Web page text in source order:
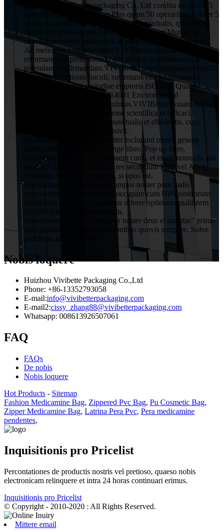
HuiZhou VIVIBetter packaging Co, Ltd condita est in 2015
cum obsideri 1 decies Yuan.Plus quam 50 operarii sunt, inter 5
technicos in officina cum 1000 metris quadratis, quae annui
crassitudo productionis 5 millium Yuan attigit.Munus ex
consilio providere possumus, ut processus post excudendi.
Ad meliorem progressionem VIVIBetter upgrade ac
reformare comprehendendo erit ad eius aemulationem et
potentiam confirmandam.VIVIBetter urget qualitatem consilii
totius participationis baculi, sustentans emendationem et
obligationem omni custodiae emptoris.ISO9001 Quality
Assurance System and ISO14001 Environmental
Management System constituimus.VIVIBetter bonam famam
a clientibus cum administratione scientifica et efficaci,
qualitatis rationabilis pretii, punctualis et efficientis, cum
servitio OEM et ODM acquisivit.
Summa producta in VIVIBetter includunt omnia genera
haedos libro et sono libro, tange libro, Pop up libro,
adnormalem librum, salutationem card., et etiam nonnulla alia
products packaging.Facimus res secundum PDF vel AI ex
clientibus vel consilio pro eis, si opus est.
Internationalis mercatus est campus noster principalis
pugnae.total buisiness a foris occupare cum 80% nostrorum
societatum audemus. Speramus offerre optimam qualitatem
clientibus ex toto orbe terrarum.
Nostra sententia est "Customer noster deus et qualitas" primo
loco ponitur. Cogitare pro clientibus quovis tempore. Solve
Nobis loquere
Huizhou Vivibette Packaging Co.,Ltd
Phone: +86-13352793058
E-mail:info@vivibetterpackaging.com
E-mail2:cissy_zhang88@vivibetterpackaging.com
Whatsapp: 008613926507061
FAQ
FAQs
De nobis
Nobis loquere
Hot Products - Sitemap
Fashion Medicamine Bag, Zippered Pvc Bag, Pu Cosmetic Bag,
Zipper Medicamine Bag, Latrina Pera Pvc, Pera medicamine
pendentes,
Inquisitionis pro Pricelist
Percontationes de productis nostris vel pretioso, quaeso nobis
electronicam relinquere et intra 24 horas continuari erimus.
Inquisitionis pro Pricelist
© Copyright - 2010-2020 : All Rights Reserved.
Mittere email